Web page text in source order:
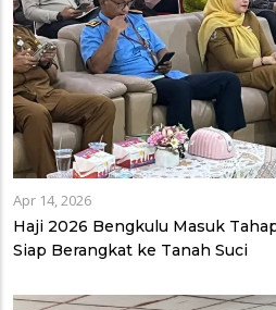
Apr 14, 2026
Haji 2026 Bengkulu Masuk
Siap Berangkat ke Tanah Suci